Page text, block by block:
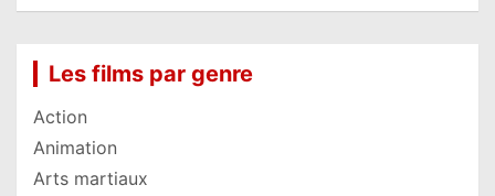
Les films par genre
Action
Animation
Arts martiaux